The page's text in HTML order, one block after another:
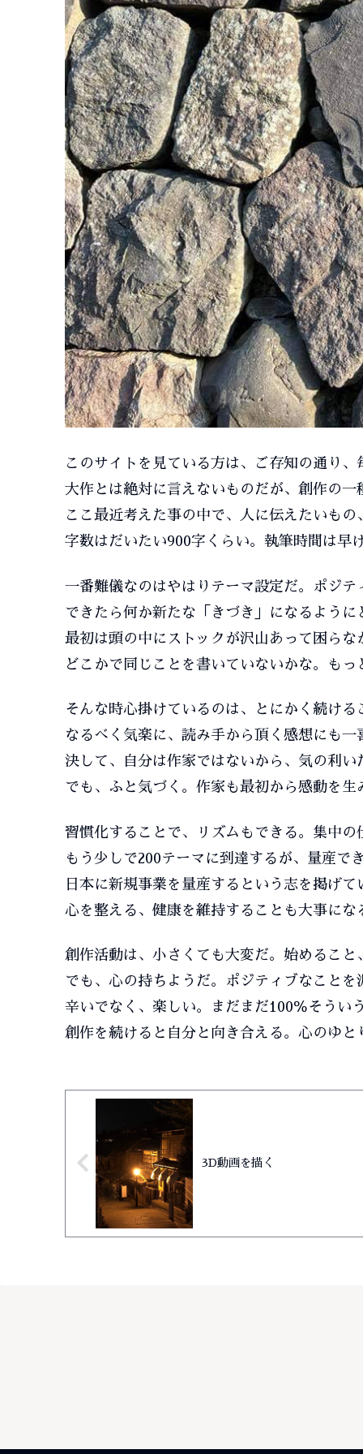
このサイトを見ている方は、ご存知の通り
大作とは絶対に言えないものだが、創作の
ここ最近考えた事の中で、人に伝えたいも
字数はだいたい900字くらい。執筆時間は早
一番難儀なのはやはりテーマ設定だ。ポジ
できたら何か新たな「きづき」になるよう
最初は頭の中にストックが沢山あって困ら
どこかで同じことを書いていないかな。も
そんな時心掛けているのは、とにかく続け
なるべく気楽に、読み手から頂く感想にも
決して、自分は作家ではないから、気の利
でも、ふと気づく。作家も最初から感動を
習慣化することで、リズムもできる。集中
もう少しで200テーマに到達するが、量産で
日本に新規事業を量産するという志を掲げ
心を整える、健康を維持することも大事に
創作活動は、小さくても大変だ。始めるこ
でも、心の持ちようだ。ポジティブなこと
辛いでなく、楽しい。まだまだ100％そうい
創作を続けると自分と向き合える。心のゆ
3D動画を描く